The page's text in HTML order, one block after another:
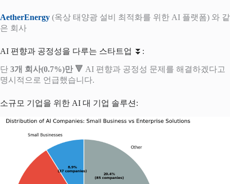
AetherEnergy (옥상 태양광 설비 최적화를 위한 AI 플랫폼) 와 같
은 회사
AI 편향과 공정성을 다루는 스타트업 ⏬:
단 3개 회사(0.7%)만 🔻 AI 편향과 공정성 문제를 해결하겠다고
명시적으로 언급했습니다.
소규모 기업을 위한 AI 대 기업 솔루션: